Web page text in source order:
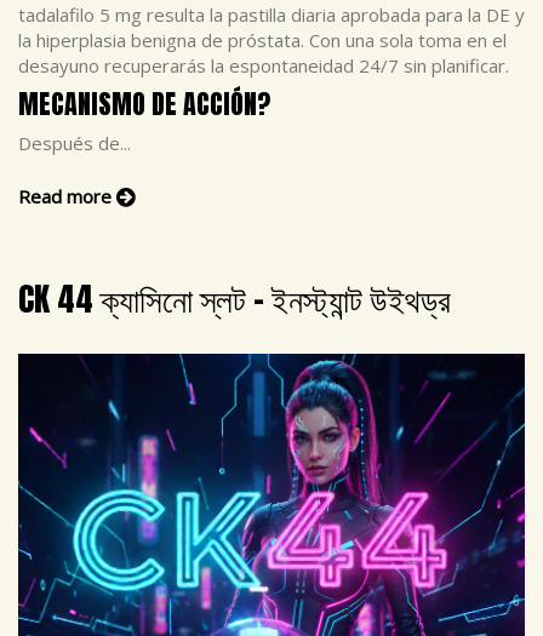
tadalafilo 5 mg resulta la pastilla diaria aprobada para la DE y
la hiperplasia benigna de próstata. Con una sola toma en el
desayuno recuperarás la espontaneidad 24/7 sin planificar.
MECANISMO DE ACCIÓN?
Después de...
Read more
CK 44 ক্যাসিনো স্লট – ইনস্ট্যান্ট উইথড্র